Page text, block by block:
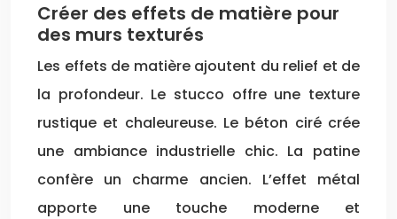
Créer des effets de matière pour
des murs texturés
Les effets de matière ajoutent du relief et de
la profondeur. Le stucco offre une texture
rustique et chaleureuse. Le béton ciré crée
une ambiance industrielle chic. La patine
confère un charme ancien. L’effet métal
apporte une touche moderne et